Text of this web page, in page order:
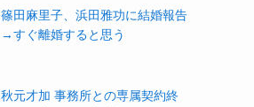
篠田麻里子、浜田雅功に結婚報告
→すぐ離婚すると思う
秋元才加 事務所との専属契約終